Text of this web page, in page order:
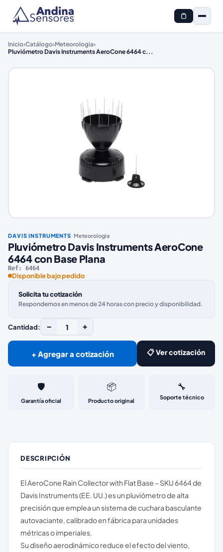
Inicio›Catálogo›Meteorologia›
Pluviómetro Davis Instruments AeroCone 6464 c...
DAVIS INSTRUMENTS Meteorologia
Pluviómetro Davis Instruments AeroCone
6464 con Base Plana
Ref: 6464
Disponible bajo pedido
Solicita tu cotización
Respondemos en menos de 24 horas con precio y disponibilidad.
Cantidad: − 1 +
+ Agregar a cotización 📋 Ver cotización
🛡️
Garantía oficial
📦
Producto original
🔧
Soporte técnico
DESCRIPCIÓN
El AeroCone Rain Collector with Flat Base – SKU 6464 de
Davis Instruments (EE. UU.) es un pluviómetro de alta
precisión que emplea un sistema de cuchara basculante
autovaciante, calibrado en fábrica para unidades
métricas o imperiales.
Su diseño aerodinámico reduce el efecto del viento,